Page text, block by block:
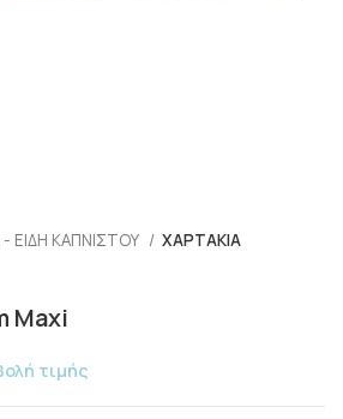
- ΕΙΔΗ ΚΑΠΝΙΣΤΟΥ ΧΑΡΤΑΚΙΑ
Maxi
τιμής